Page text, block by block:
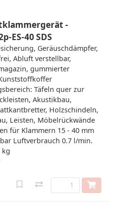
-
ES-40 SDS
Geräuschdämpfer,
Abluft verstellbar,
gummierter
Täfeln quer zur
Akustikbau,
Holzschindeln,
Leisten, Möbelrückwände
für Klammern 15 - 40 mm
Luftverbrauch 0.7 l/min.
kg